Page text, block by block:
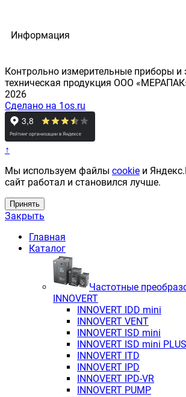
Информация
Контрольно измерительные приборы и
техническая продукция ООО
2026
Сделано на 1os.ru
↑
Мы используем файлы cookie и
сайт работал и становился лучше.
Принять
Закрыть
Главная
Каталог
Частотные
INNOVERT
INNOVERT IDD mini
INNOVERT VENT
INNOVERT ISD mini
INNOVERT ISD mini PLUS
INNOVERT ITD
INNOVERT IРD
INNOVERT IРD-VR
INNOVERT PUMP